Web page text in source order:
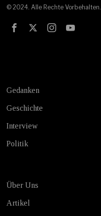
© 2024. Alle Rechte Vorbehalten.
Gedanken
Geschichte
Interview
Politik
Über Uns
Artikel